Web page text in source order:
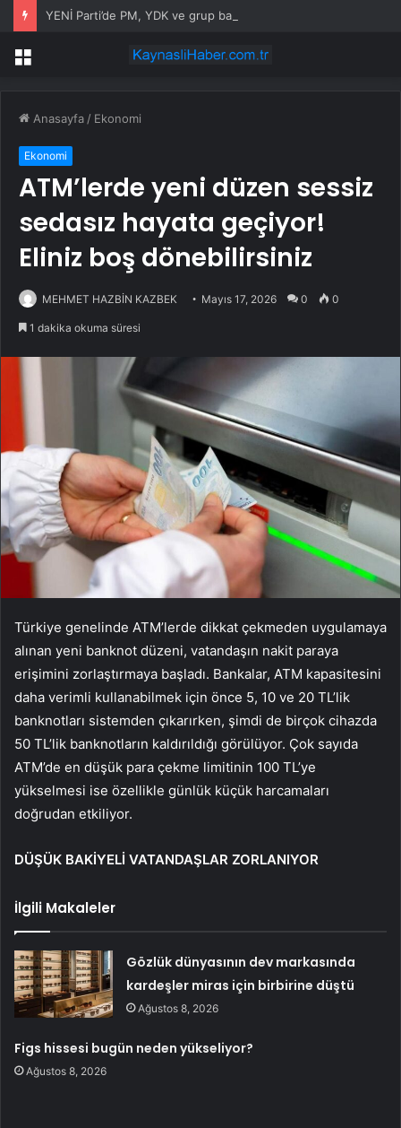
YENİ Parti’de PM, YDK ve grup başkanvekilleri belirlendi
Menü
Anasayfa / Ekonomi
Ekonomi
ATM’lerde yeni düzen sessiz
sedasız hayata geçiyor!
Eliniz boş dönebilirsiniz
MEHMET HAZBİN KAZBEK Mayıs 17, 2026 0 0
1 dakika okuma süresi
Türkiye genelinde ATM’lerde dikkat çekmeden uygulamaya
alınan yeni banknot düzeni, vatandaşın nakit paraya
erişimini zorlaştırmaya başladı. Bankalar, ATM kapasitesini
daha verimli kullanabilmek için önce 5, 10 ve 20 TL’lik
banknotları sistemden çıkarırken, şimdi de birçok cihazda
50 TL’lik banknotların kaldırıldığı görülüyor. Çok sayıda
ATM’de en düşük para çekme limitinin 100 TL’ye
yükselmesi ise özellikle günlük küçük harcamaları
doğrudan etkiliyor.
DÜŞÜK BAKİYELİ VATANDAŞLAR ZORLANIYOR
İlgili Makaleler
Gözlük dünyasının dev markasında
kardeşler miras için birbirine düştü
Ağustos 8, 2026
Figs hissesi bugün neden yükseliyor?
Ağustos 8, 2026